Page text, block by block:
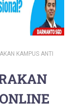
KAMPUS ANTI